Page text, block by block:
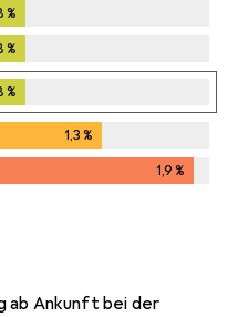
%
%
%
1,3%
1,9%
ab Ankunft bei der